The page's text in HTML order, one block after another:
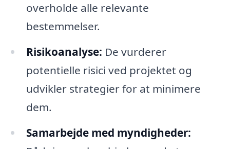
overholde alle relevante
bestemmelser.
Risikoanalyse: De vurderer
potentielle risici ved projektet og
udvikler strategier for at minimere
dem.
Samarbejde med myndigheder: